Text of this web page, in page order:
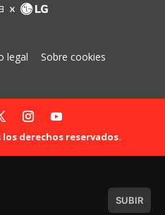
legal Sobre cookies
derechos reservados.
SUBIR